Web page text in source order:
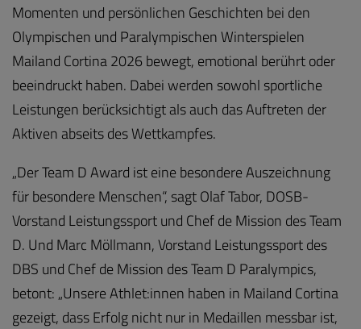
Momenten und persönlichen Geschichten bei den
Olympischen und Paralympischen Winterspielen
Mailand Cortina 2026 bewegt, emotional berührt oder
beeindruckt haben. Dabei werden sowohl sportliche
Leistungen berücksichtigt als auch das Auftreten der
Aktiven abseits des Wettkampfes.
„Der Team D Award ist eine besondere Auszeichnung
für besondere Menschen“, sagt Olaf Tabor, DOSB-
Vorstand Leistungssport und Chef de Mission des Team
D. Und Marc Möllmann, Vorstand Leistungssport des
DBS und Chef de Mission des Team D Paralympics,
betont: „Unsere Athlet:innen haben in Mailand Cortina
gezeigt, dass Erfolg nicht nur in Medaillen messbar ist,